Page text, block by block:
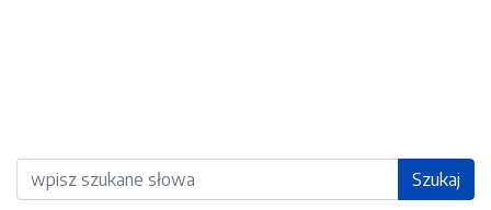
Wyszukiwarka Szukaj